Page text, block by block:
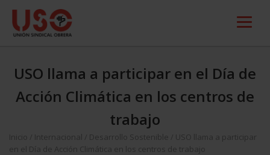
USO llama a participar en el Día de
Acción Climática en los centros de
trabajo
Inicio Internacional Desarrollo Sostenible
USO llama a participar
en el Día de Acción Climática en los centros de trabajo